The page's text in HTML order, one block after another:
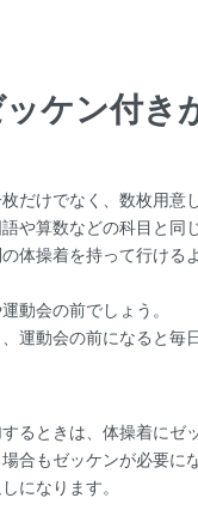
ケン付き
だけでなく、数枚用意
や算数などの科目と同
体操着を持って行ける
動会の前でしょう。
運動会の前になると
るときは、体操着にゼ
合もゼッケンが必要にな
になります。